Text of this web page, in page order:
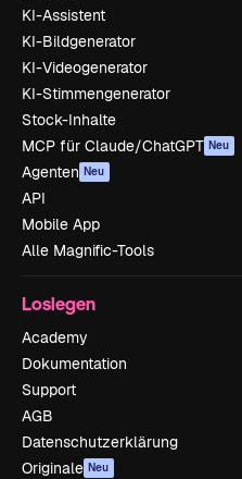
KI-Assistent
KI-Bildgenerator
KI-Videogenerator
KI-Stimmengenerator
Stock-Inhalte
MCP für Claude/ChatGPT Neu
Agenten Neu
API
Mobile App
Alle Magnific-Tools
Loslegen
Academy
Dokumentation
Support
AGB
Datenschutzerklärung
Originale Neu